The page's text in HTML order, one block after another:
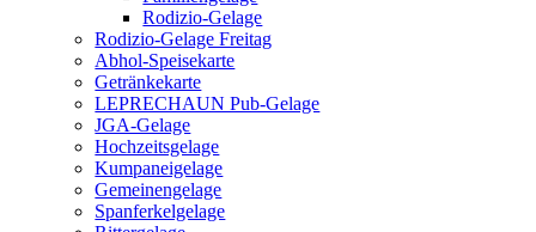
Rodizio-Gelage
Rodizio-Gelage Freitag
Abhol-Speisekarte
Getränkekarte
LEPRECHAUN Pub-Gelage
JGA-Gelage
Hochzeitsgelage
Kumpaneigelage
Gemeinengelage
Spanferkelgelage